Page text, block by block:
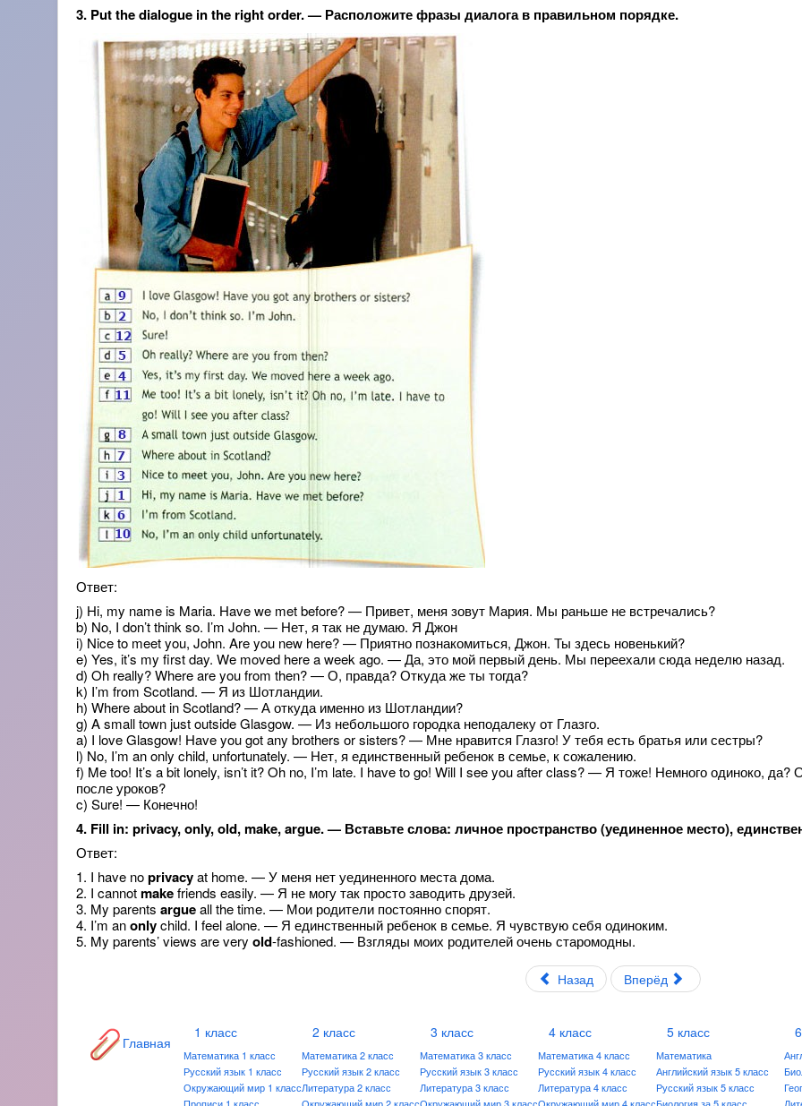
3. Put the dialogue in the right order. — Расположите фразы диалога в правильном порядке.
Ответ:
j) Hi, my name is Maria. Have we met before? — Привет, меня зовут Мария. Мы раньше не встречались?
b) No, I don’t think so. I’m John. — Нет, я так не думаю. Я Джон
i) Nice to meet you, John. Are you new here? — Приятно познакомиться, Джон. Ты здесь новенький?
e) Yes, it’s my first day. We moved here a week ago. — Да, это мой первый день. Мы переехали сюда неделю назад.
d) Oh really? Where are you from then? — О, правда? Откуда же ты тогда?
k) I’m from Scotland. — Я из Шотландии.
h) Where about in Scotland? — А откуда именно из Шотландии?
g) A small town just outside Glasgow. — Из небольшого городка неподалеку от Глазго.
a) I love Glasgow! Have you got any brothers or sisters? — Мне нравится Глазго! У тебя есть братья или сестры?
l) No, I’m an only child, unfortunately. — Нет, я единственный ребенок в семье, к сожалению.
f) Me too! It’s a bit lonely, isn’t it? Oh no, I’m late. I have to go! Will I see you after class? — Я тоже! Немного одиноко,
после уроков?
c) Sure! — Конечно!
4. Fill in: privacy, only, old, make, argue. — Вставьте слова: личное пространство (уединенное место),
Ответ:
1. I have noprivacyat home. — У меня нет уединенного места дома.
2. I cannotmakefriends easily. — Я не могу так просто заводить друзей.
3. My parentsargueall the time. — Мои родители постоянно спорят.
4. I’m anonlychild. I feel alone. — Я единственный ребенок в семье. Я чувствую себя одиноким.
5. My parents’ views are veryold-fashioned. — Взгляды моих родителей очень старомодны.
Назад Вперёд
Главная
1 класс
Математика 1 класс
Русский язык 1 класс
Окружающий мир 1 класс
2 класс
Математика 2 класс
Русский язык 2 класс
Литература 2 класс
3 класс
Математика 3 класс
Русский язык 3 класс
Литература 3 класс
4 класс
Математика 4 класс
Русский язык 4 класс
Литература 4 класс
5 класс
Математика
Английский язык 5 класс
Русский язык 5 класс